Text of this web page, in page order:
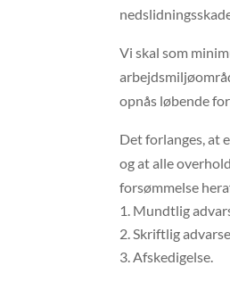
Vi skal som
opnås løbende
Det forlanges, at
og at alle
forsømmelse
Mundtlig
Skriftlig
Afskedigelse.